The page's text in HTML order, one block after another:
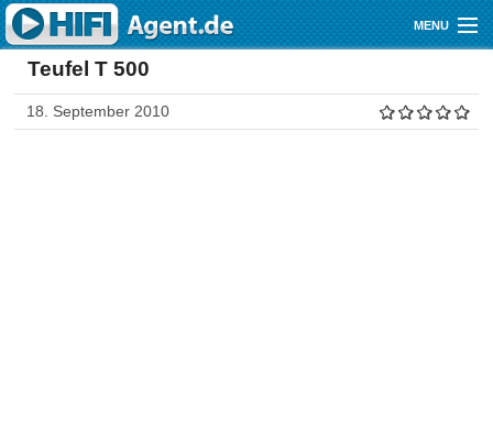
Direkt zum Inhalt
MENU
Gutscheine
Audio
Teufel T 500
18. September 2010